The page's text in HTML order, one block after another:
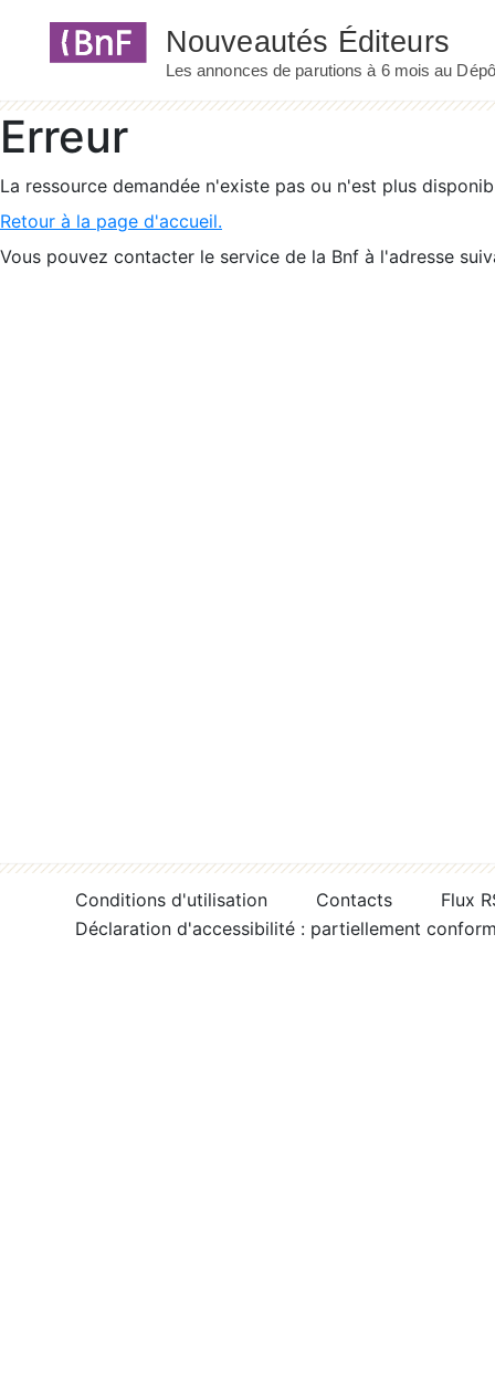
Erreur
La ressource demandée n'existe pas ou n'est plus
Retour à la page d'accueil.
Vous pouvez contacter le service de la Bnf à l'adresse
Conditions d'utilisation Contacts
Flux
Déclaration d'accessibilité : partiellement